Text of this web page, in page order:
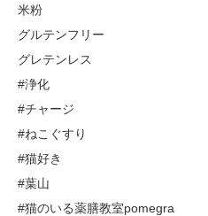
米粉
グルテンフリー
グレテンレス
#浄化
#チャージ
#ねこぐすり
#猫好き
#葉山
#猫のいる薬膳教室pomegra